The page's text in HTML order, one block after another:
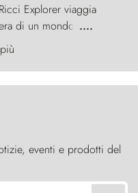
Explorer viaggia
di un mondo
la natura con
Paine sfidano il
di pietra.
....
eventi e prodotti del